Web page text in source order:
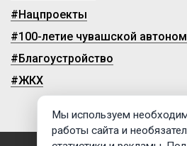
#Нацпроекты
#100-летие чувашской
#Благоустройство
#ЖКХ
Мы используем
работы сайта и